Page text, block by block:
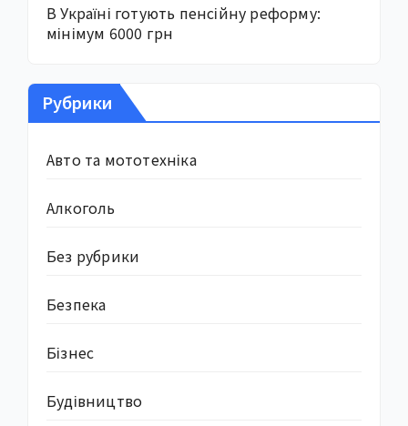
В Україні готують пенсійну реформу:
мінімум 6000 грн
Рубрики
Авто та мототехніка
Алкоголь
Без рубрики
Безпека
Бізнес
Будівництво